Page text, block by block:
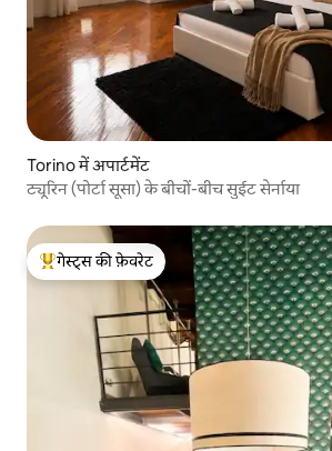
Torino में अपार्टमेंट
ट्यूरिन (पोर्टा सूसा) के बीचों-बीच सुईट सेर्नाया
गेस्ट्स का टॉप फ़ेवरेट
गेस्ट्स की फ़ेवरेट